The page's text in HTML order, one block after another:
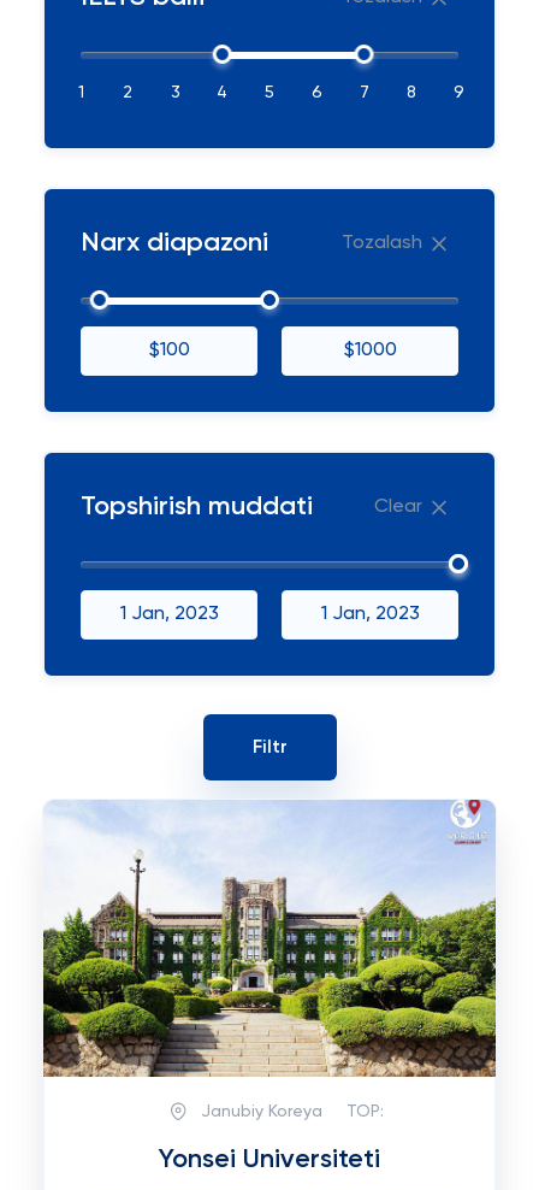
1 2 3 4 5 6 7 8 9
Narx diapazoni Tozalash
$100 $1000
Topshirish muddati Clear
1 Jan, 2023 1 Jan, 2023
Janubiy Koreya TOP:
Yonsei Universiteti